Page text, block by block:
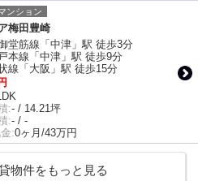
ンション
梅田豊崎
堂筋線「中津」駅 徒歩3分
本線「中津」駅 徒歩9分
線「大阪」駅 徒歩15分
:- / 14.21坪
:- / -
:0ヶ月/43万円
物件をもっと見る